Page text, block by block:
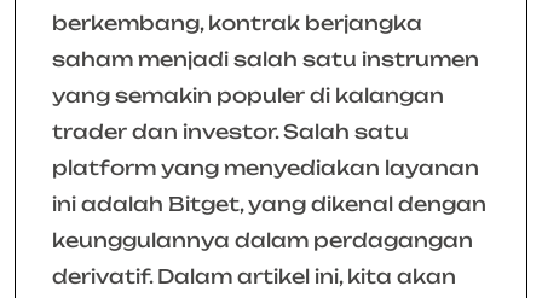
berkembang, kontrak berjangka
saham menjadi salah satu instrumen
yang semakin populer di kalangan
trader dan investor. Salah satu
platform yang menyediakan layanan
ini adalah Bitget, yang dikenal dengan
keunggulannya dalam perdagangan
derivatif. Dalam artikel ini, kita akan